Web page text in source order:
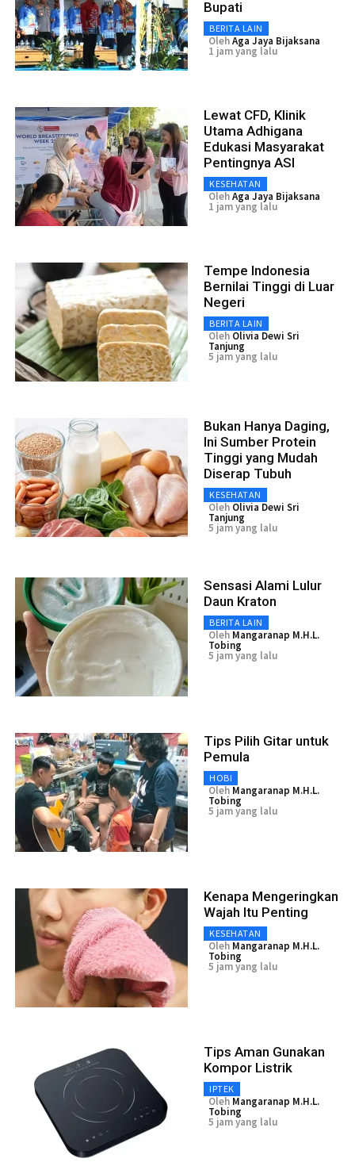
Bupati
BERITA LAIN
OlehAga Jaya Bijaksana
1 jam yang lalu
Lewat CFD, Klinik
Utama Adhigana
Edukasi Masyarakat
Pentingnya ASI
KESEHATAN
OlehAga Jaya Bijaksana
1 jam yang lalu
Tempe Indonesia
Bernilai Tinggi di Luar
Negeri
BERITA LAIN
Oleh Olivia Dewi Sri
Tanjung
5 jam yang lalu
Bukan Hanya Daging,
Ini Sumber Protein
Tinggi yang Mudah
Diserap Tubuh
KESEHATAN
Oleh Olivia Dewi Sri
Tanjung
5 jam yang lalu
Sensasi Alami Lulur
Daun Kraton
BERITA LAIN
Oleh Mangaranap M.H.L.
Tobing
5 jam yang lalu
Tips Pilih Gitar untuk
Pemula
HOBI
Oleh Mangaranap M.H.L.
Tobing
5 jam yang lalu
Kenapa Mengeringkan
Wajah Itu Penting
KESEHATAN
Oleh Mangaranap M.H.L.
Tobing
5 jam yang lalu
Tips Aman Gunakan
Kompor Listrik
IPTEK
Oleh Mangaranap M.H.L.
Tobing
5 jam yang lalu